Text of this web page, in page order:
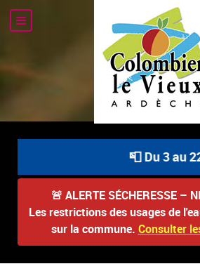
📮 Du 3 au
🚨 ALERTE SÉCHERESSE –
Les restrictions des usages de
sur la commune. Consulter